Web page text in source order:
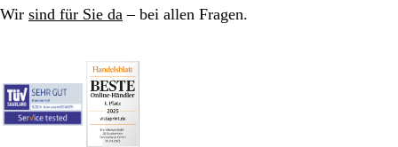
Wir sind für Sie da – bei allen Fragen.